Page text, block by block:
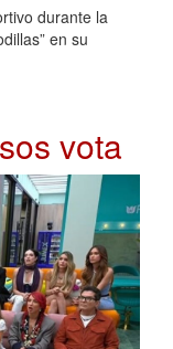
durante la
en su
vota